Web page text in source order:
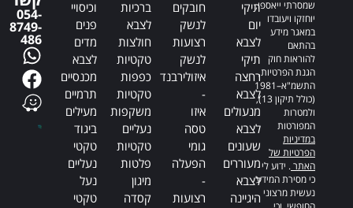
שמסרתי ייאספו,
יוחזקו ויעובדו
במאגר מידע
בהתאם
להוראות חוק
הגנת הפרטיות,
התשמ"א–1981
(כולל תיקון 13),
ולמטרות
המפורטות
במדיניות
הפרטיות של
האתר. ידוע לי
כי מסירת המידע
נעשית מרצוני
תיקי
יום
לצבא
תיקי
רחצה
לצבא
מנעולים
לצבא
שעונים
מעוררים
לצבא
היגיינה
חובקים
לנשק
רצועות
לנשק
איזולירבנד
-
איזו
טסה
גומי
הפעלה
-
רצועות
ברכיות
לצבא
חולצות
טקטיות
כפפות
טקטיות
משקפות
נעליים
טקטיות
פלטות
מיגון
קסדה
וכיסויי
פנים
מדים
לצבא
מכנסיים
תרמיים
מעילים
ביגוד
טקטי
נעליים
נעל
טקטי
054-
8749-
486